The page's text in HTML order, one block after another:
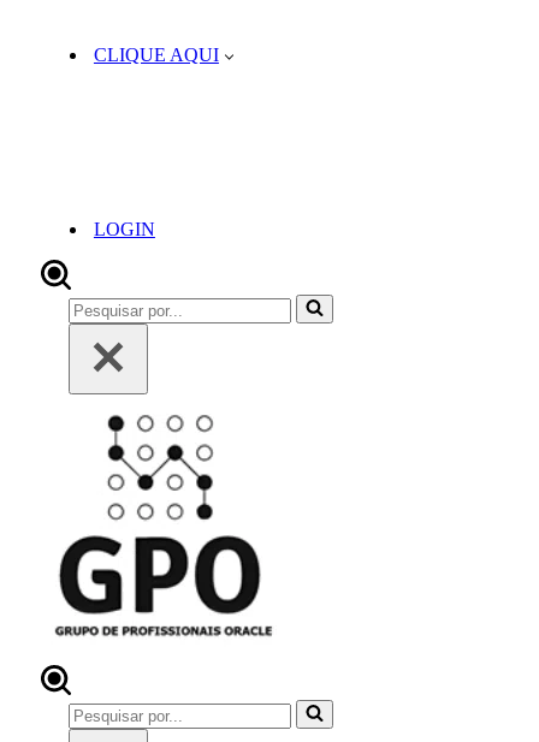
CLIQUE AQUI
LOGIN
Pesquisar
por...
Pesquisar
por...